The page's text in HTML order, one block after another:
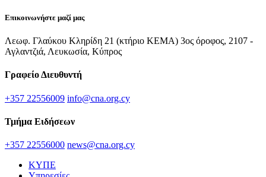
Επικοινωνήστε μαζί μας
Λεωφ. Γλαύκου Κληρίδη 21 (κτήριο ΚΕΜΑ) 3ος όροφος, 2107 -
Αγλαντζιά, Λευκωσία, Κύπρος
Γραφείο Διευθυντή
+357 22556009 info@cna.org.cy
Τμήμα Ειδήσεων
+357 22556000 news@cna.org.cy
ΚΥΠΕ